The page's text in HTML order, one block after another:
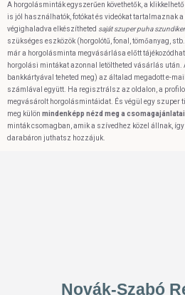
A horgolásminták egyszerűen követhetők, a
is jól használhatók, fotókat és videókat tartalmaznak
végighaladva elkészítheted saját szuper puha
szükséges eszközök (horgolótű, fonal, tömőanyag,
már a horgolásminta megvásárlása előtt
horgolási mintákat azonnal letöltheted vásárlás után.
bankkártyával teheted meg) az általad megadott e-
számlával együtt. Ha regisztrálsz az oldalon, a
megvásárolt horgolásmintáidat. És végül egy szuper
meg külön mindenképp nézd meg a
minták csomagban, amik a szívedhez közel állnak,
darabáron juthatsz hozzájuk.
Novák-Szabó